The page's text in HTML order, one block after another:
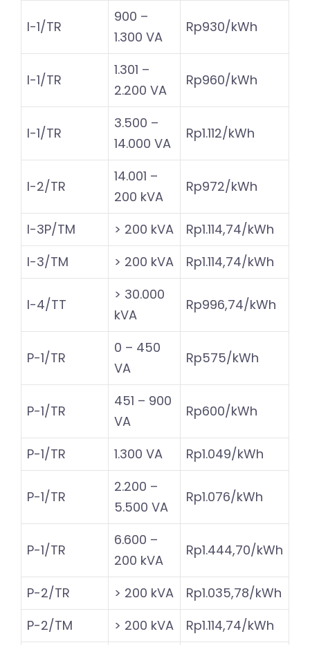
I-1/TR
900 –
1.300 VA
Rp930/kWh
I-1/TR
1.301 –
2.200 VA
Rp960/kWh
I-1/TR
3.500 –
14.000 VA
Rp1.112/kWh
I-2/TR
14.001 –
200 kVA
Rp972/kWh
I-3P/TM > 200 kVA
Rp1.114,74/kWh
I-3/TM
> 200 kVA Rp1.114,74/kWh
I-4/TT
> 30.000
kVA
Rp996,74/kWh
P-1/TR
0 – 450
VA
Rp575/kWh
P-1/TR
451 – 900
VA
Rp600/kWh
P-1/TR 1.300 VA Rp1.049/kWh
P-1/TR
2.200 –
5.500 VA
Rp1.076/kWh
P-1/TR
6.600 –
200 kVA
Rp1.444,70/kWh
P-2/TR > 200 kVA
Rp1.035,78/kWh
P-2/TM
> 200 kVA
Rp1.114,74/kWh